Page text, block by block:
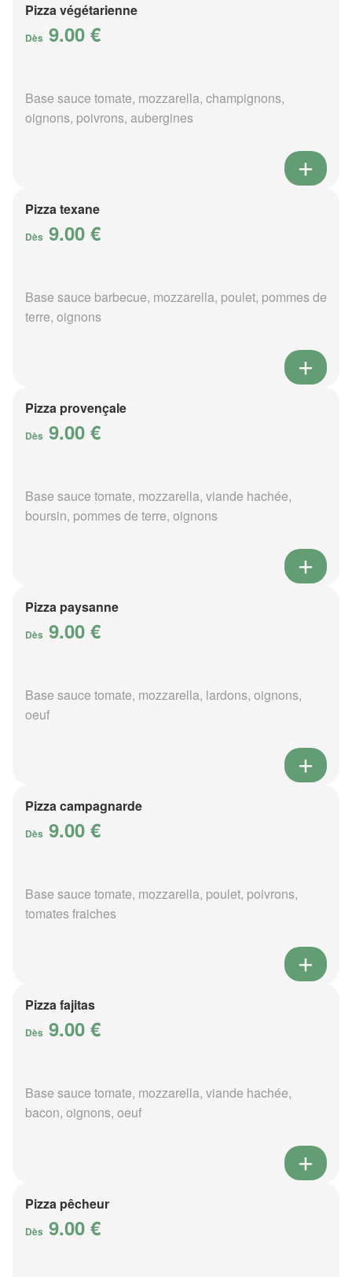
Pizza végétarienne
Dès 9.00 €
Base sauce tomate, mozzarella, champignons,
oignons, poivrons, aubergines
Pizza texane
Dès 9.00 €
Base sauce barbecue, mozzarella, poulet, pommes de
terre, oignons
Pizza provençale
Dès 9.00 €
Base sauce tomate, mozzarella, viande hachée,
boursin, pommes de terre, oignons
Pizza paysanne
Dès 9.00 €
Base sauce tomate, mozzarella, lardons, oignons,
oeuf
Pizza campagnarde
Dès 9.00 €
Base sauce tomate, mozzarella, poulet, poivrons,
tomates fraiches
Pizza fajitas
Dès 9.00 €
Base sauce tomate, mozzarella, viande hachée,
bacon, oignons, oeuf
Pizza pêcheur
Dès 9.00 €